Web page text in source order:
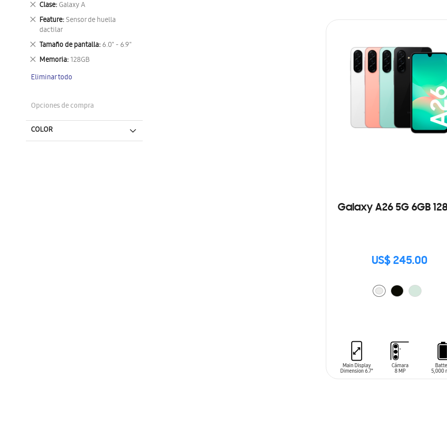
Galaxy A26 5G 6GB
US$ 245.00
Clase Galaxy A
Eliminar
este
artículo
Feature Sensor de huella
dactilar
Eliminar
este
artículo
Tamaño de pantalla 6.0" - 6.9"
Eliminar
este
artículo
Memoria 128GB
Eliminar
artículo
Eliminar todo
Opciones de compra
COLOR